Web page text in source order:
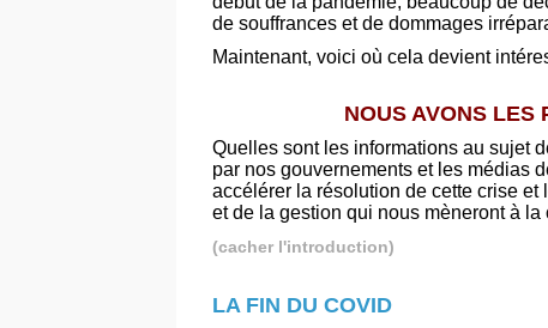
de souffrances et de dommages
Maintenant, voici où cela devient
NOUS AVONS LES
Quelles sont les informations au sujet
par nos gouvernements et les médias
accélérer la résolution de cette crise
et de la gestion qui nous mèneront à la
(cacher l'introduction)
LA FIN DU COVID